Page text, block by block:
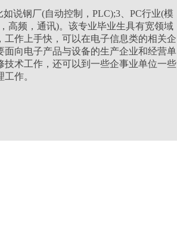
说钢厂(自动控制，PLC);3、PC行业(模
高频，通讯)。该专业毕业生具有宽领域
作上手快，可以在电子信息类的相关企
向电子产品与设备的生产企业和经营单
术工作，还可以到一些企事业单位一些
作。